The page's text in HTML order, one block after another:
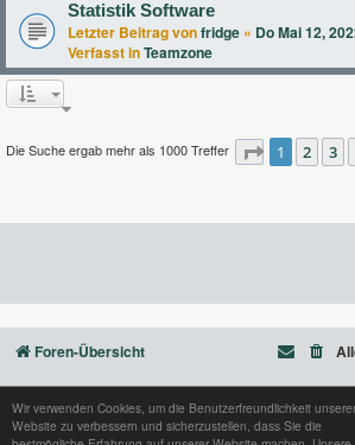
Wir verwenden Cookies, um die Benutzerfreundlichkeit unserer
Website zu verbessern und sicherzustellen, dass Sie die
Statistik Software
Letzter Beitrag vonfridge « Do Mai 12,
Verfasst inTeamzone
Die Suche ergab mehr als 1000 Treffer Seite1 von
1 2 3
Foren-Übersicht
Powered byphpBB® Forum Software ©